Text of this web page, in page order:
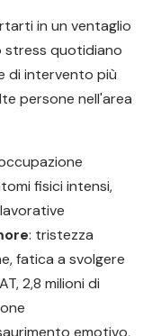
in un ventaglio
stress quotidiano
di intervento più
persone nell'area
fisici intensi,
: tristezza
fatica a svolgere
2,8 milioni di
emotivo,